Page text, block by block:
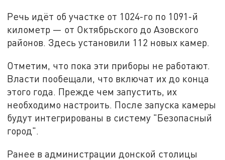
Речь идёт об участке от 1024-го по 1091-й
километр — от Октябрьского до Азовского
районов. Здесь установили 112 новых камер.
Отметим, что пока эти приборы не работают.
Власти пообещали, что включат их до конца
этого года. Прежде чем запустить, их
необходимо настроить. После запуска камеры
будут интегрированы в систему "Безопасный
город".
Ранее в администрации донской столицы